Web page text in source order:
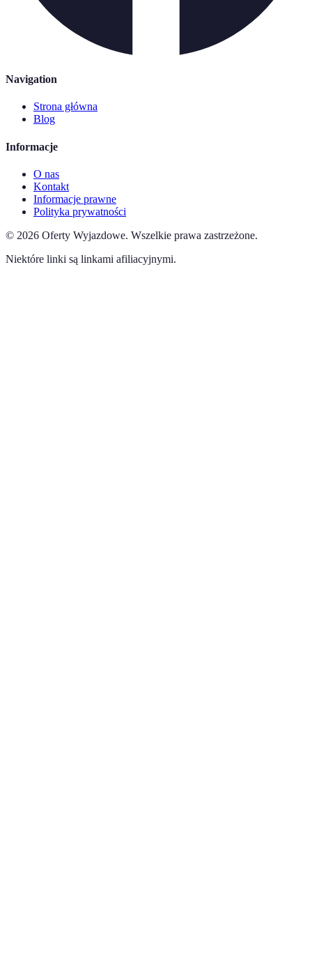
Navigation
Strona główna
Blog
Informacje
O nas
Kontakt
Informacje prawne
Polityka prywatności
© 2026 Oferty Wyjazdowe. Wszelkie prawa zastrzeżone.
Niektóre linki są linkami afiliacyjnymi.